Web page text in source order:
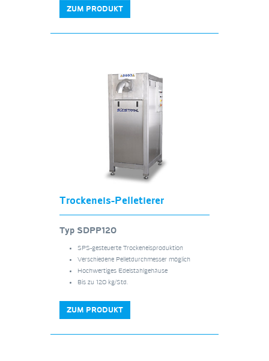
ZUM PRODUKT
Trockeneis-Pelletierer
Typ SDPP120
SPS-gesteuerte Trockeneisproduktion
Verschiedene Pelletdurchmesser möglich
Hochwertiges Edelstahlgehäuse
Bis zu 120 kg/Std.
ZUM PRODUKT